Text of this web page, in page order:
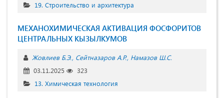
19. Строительство и архитектура
МЕХАНОХИМИЧЕСКАЯ АКТИВАЦИЯ ФОСФОРИТОВ
ЦЕНТРАЛЬНЫХ КЫЗЫЛКУМОВ
Жовлиев Б.Э. Сейтназаров А.Р. Намазов Ш.С.
03.11.2025
323
13. Химическая технология